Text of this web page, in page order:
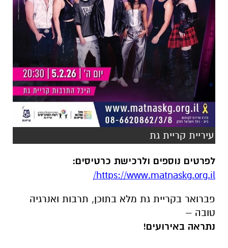
עיריית קריית גת
לפרטים נוספים ולרכישת כרטיסים:
https://www.matnaskg.org.il/
פברואר בקריית גת מלא בתוכן, תרבות ואנרגיה
טובה –
נתראה באירועים!